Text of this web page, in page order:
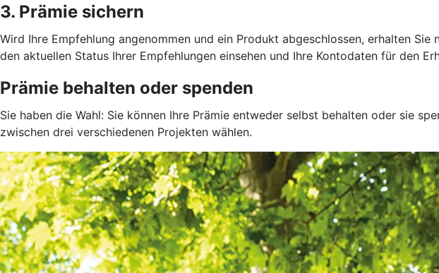
3. Prämie sichern
Wird Ihre Empfehlung angenommen und ein Produkt abgeschlossen, erhalten
den aktuellen Status Ihrer Empfehlungen einsehen und Ihre Kontodaten für den
Prämie behalten oder spenden
Sie haben die Wahl: Sie können Ihre Prämie entweder selbst behalten oder sie
zwischen drei verschiedenen Projekten wählen.